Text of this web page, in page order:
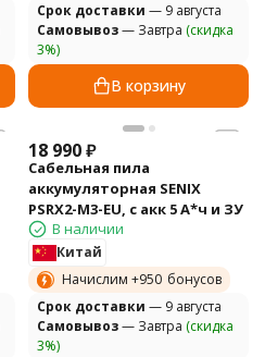
Cрок доставки — 9 августа
Самовывоз— Завтра (скидка
3%)
В корзину
18 990₽
Сабельная пила
аккумуляторная SENIX
PSRX2-M3-EU, с акк 5 А*ч и ЗУ
В наличии
Китай
Начислим +950 бонусов
Cрок доставки — 9 августа
Самовывоз— Завтра (скидка
3%)